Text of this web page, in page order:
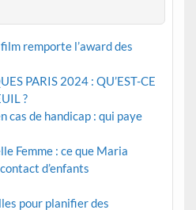
remporte l’award des
PARIS 2024 : QU’EST-CE
?
cas de handicap : qui paye
Femme : ce que Maria
d’enfants
pour planifier des